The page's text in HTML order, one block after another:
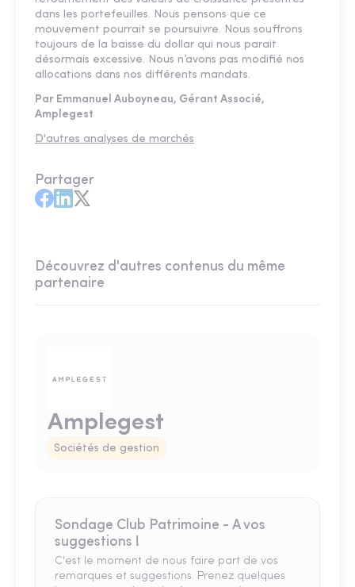
dans les portefeuilles. Nous pensons que ce
mouvement pourrait se poursuivre. Nous souffrons
toujours de la baisse du dollar qui nous parait
désormais excessive. Nous n’avons pas modifié nos
allocations dans nos différents mandats.
Par Emmanuel Auboyneau, Gérant Associé,
Amplegest
D'autres analyses de marchés
Partager
Découvrez d'autres contenus du même
partenaire
Amplegest
Sociétés de gestion
Sondage Club Patrimoine - A vos
suggestions !
C'est le moment de nous faire part de vos
remarques et suggestions. Prenez quelques